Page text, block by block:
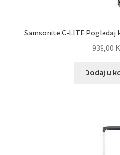
Samsonite C-LITE Pogledaj
939,00
Dodaj u